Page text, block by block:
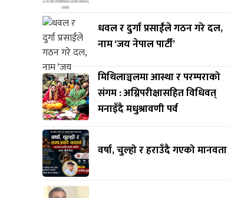
धवल र दुर्गा प्रसाईंले गठन गरे दल,
नाम ‘जय नेपाल पार्टी’
मिथिलाञ्चलमा आस्था र परम्पराको
संगम : अग्निपरीक्षासहित विधिवत्
मनाइँदै मधुश्रावणी पर्व
वर्षा, चुल्हो र हराउँदै गएको मानवता